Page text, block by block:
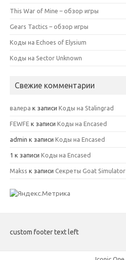
This War of Mine – обзор игры
Gears Tactics – обзор игры
Коды на Echoes of Elysium
Коды на Sector Unknown
Свежие комментарии
валера к записи Коды на Stalingrad
FEWFE к записи Коды на Encased
admin к записи Коды на Encased
1 к записи Коды на Encased
Makss к записи Секреты Goat Simulator
custom footer text left